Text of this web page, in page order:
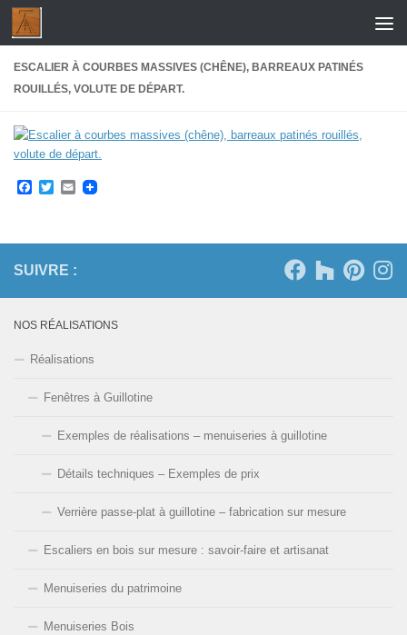
Skip to content
ESCALIER À COURBES MASSIVES (CHÊNE), BARREAUX PATINÉS
ROUILLÉS, VOLUTE DE DÉPART.
Facebook
Twitter
Email
SUIVRE :
NOS RÉALISATIONS
Réalisations
Fenêtres à Guillotine
Exemples de réalisations – menuiseries à guillotine
Détails techniques – Exemples de prix
Verrière passe-plat à guillotine – fabrication sur mesure
Escaliers en bois sur mesure : savoir-faire et artisanat
Menuiseries du patrimoine
Menuiseries Bois